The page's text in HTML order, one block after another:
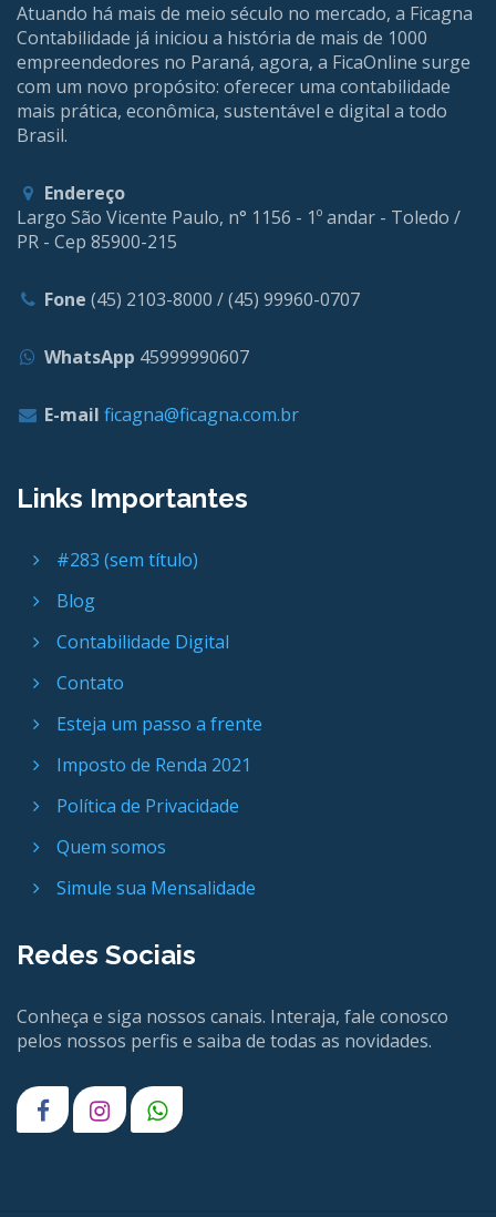
Atuando há mais de meio século no mercado, a Ficagna
Contabilidade já iniciou a história de mais de 1000
empreendedores no Paraná, agora, a FicaOnline surge
com um novo propósito: oferecer uma contabilidade
mais prática, econômica, sustentável e digital a todo
Brasil.
Endereço
Largo São Vicente Paulo, n° 1156 - 1º andar - Toledo /
PR - Cep 85900-215
Fone (45) 2103-8000 / (45) 99960-0707
WhatsApp 45999990607
E-mail ficagna@ficagna.com.br
Links Importantes
#283 (sem título)
Blog
Contabilidade Digital
Contato
Esteja um passo a frente
Imposto de Renda 2021
Política de Privacidade
Quem somos
Simule sua Mensalidade
Redes Sociais
Conheça e siga nossos canais. Interaja, fale conosco
pelos nossos perfis e saiba de todas as novidades.